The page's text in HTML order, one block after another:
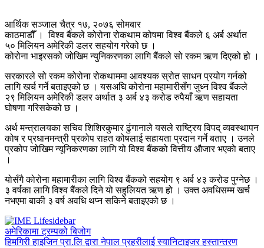
आर्थिक सञ्जाल चैत्र १७, २०७६ सोमबार
काठमाडौँ । विश्व बैंकले कोरोना रोकथाम कोषमा विश्व बैंकले ६ अर्ब अर्थात
५० मिलियन अमेरिकी डलर सहयोग गरेको छ ।
कोरोना भाइरसको जोखिम न्युनिकरणका लागि बैंकले सो रकम ऋण दिएको हो ।
सरकारले सो रकम कोरोना रोकथाममा आवश्यक स्रोत साधन प्रयोग गर्नको
लागि खर्च गर्ने बताइएको छ । यसअघि कोरोना महामारीसँग जुध्न विश्व बैंकले
२९ मिलियन अमेरिकी डलर अर्थात ३ अर्ब ४३ करोड रुपैयाँ ऋण सहायता
घोषणा गरिसकेको छ ।
अर्थ मन्त्रालयका सचिव शिशिरकुमार ढुंगानाले यसले राष्ट्रिय विपद् व्यवस्थापन
कोष र प्रधानमन्त्री प्रकोप राहत कोषलाई सहायता प्रदान गर्ने बताए । उनले
प्रकोप जोखिम न्यूनिकरणका लागि यो विश्व बैंकको वित्तीय औजार भएकाे बताए
।
योसँगै कोरोना महामारीका लागि विश्व बैंकको सहयोग ९ अर्ब ४३ करोड पुग्नेछ ।
३ वर्षका लागि विश्व बैंकले दिने यो सहुलियत ऋण हो । उक्त अवधिसम्म खर्च
नभएमा बाकी ३ वर्ष अवधि थप्न सकिने बताइएको छ ।
अमेरिकामा ट्रम्पको बिजोग
हिमगिरी हाइजिन प्रा.लि द्वारा नेपाल प्रहरीलाई स्यानिटाइजर हस्तान्तरण